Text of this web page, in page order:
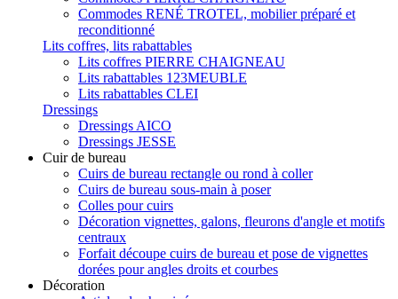
Commodes RENÉ TROTEL, mobilier préparé et
reconditionné
Lits coffres, lits rabattables
Lits coffres PIERRE CHAIGNEAU
Lits rabattables 123MEUBLE
Lits rabattables CLEI
Dressings
Dressings AICO
Dressings JESSE
Cuir de bureau
Cuirs de bureau rectangle ou rond à coller
Cuirs de bureau sous-main à poser
Colles pour cuirs
Décoration vignettes, galons, fleurons d'angle et motifs
centraux
Forfait découpe cuirs de bureau et pose de vignettes
dorées pour angles droits et courbes
Décoration